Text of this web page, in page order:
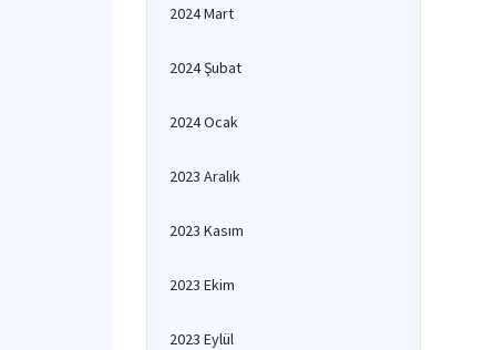
2024 Mart
2024 Şubat
2024 Ocak
2023 Aralık
2023 Kasım
2023 Ekim
2023 Eylül